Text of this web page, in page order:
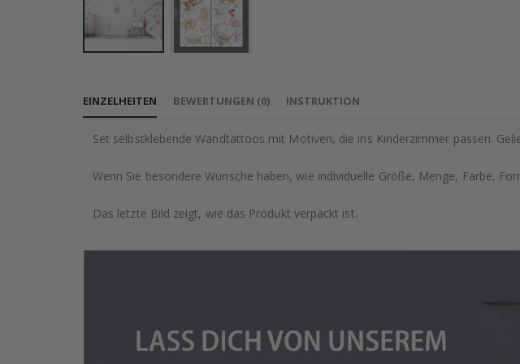
der
springen
EINZELHEITEN
Set selbstklebende Wandtattoos mit Motiven, die ins Kinderzimmer passen.
Wenn Sie besondere Wünsche haben, wie individuelle Größe, Menge, Farbe,
Das letzte Bild zeigt, wie das Produkt verpackt ist.
BEWERTUNGEN (0) INSTRUKTION